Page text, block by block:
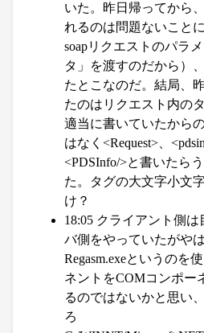
いた。昨日帰ってから
れるのは問題ないこと
soapリクエストのパラ
タ」を渡すのだから）
たとこなのだ。結局、
たのはリクエスト内の
適当に書いていたから
はなく<Request>、
<PDSInfo/>と書いたら
た。タグの大文字小文
け？
18:05 クライアント側
バ側をやっていたがや
Regasm.exeというのを
ネントをCOMコンポー
るのではないかと思い
ろ